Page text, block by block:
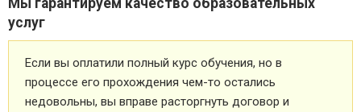
услуг
Если вы оплатили полный курс обучения, но в
процессе его прохождения чем-то остались
недовольны, вы вправе расторгнуть договор и